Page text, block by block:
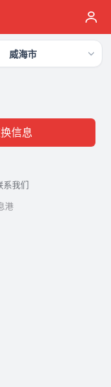
威海市
信息
系我们
港